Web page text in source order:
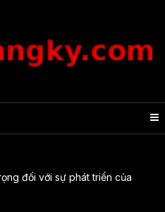
đối với sự phát triển của